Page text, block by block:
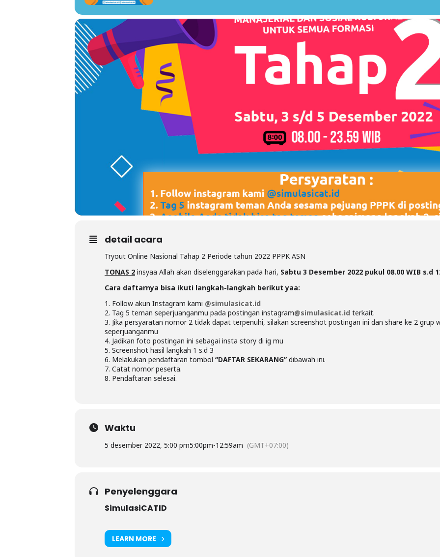
detail acara
Tryout Online Nasional Tahap 2 Periode tahun 2022 PPPK ASN
TONAS 2 insyaa Allah akan diselenggarakan pada hari, Sabtu 3 Desember 2022 pukul 08.00 WIB s.d
Cara daftarnya bisa ikuti langkah-langkah berikut yaa:
1. Follow akun Instagram kami @simulasicat.id
2. Tag 5 teman seperjuanganmu pada postingan instagram@simulasicat.id terkait.
3. Jika persyaratan nomor 2 tidak dapat terpenuhi, silakan screenshot postingan ini dan share ke 2
seperjuanganmu
4. Jadikan foto postingan ini sebagai insta story di ig mu
5. Screenshot hasil langkah 1 s.d 3
6. Melakukan pendaftaran tombol “DAFTAR SEKARANG” dibawah ini.
7. Catat nomor peserta.
8. Pendaftaran selesai.
Waktu
5 desember 2022, 5:00 pm5:00pm-12:59am (GMT+07:00)
Penyelenggara
SimulasiCATID
LEARN MORE